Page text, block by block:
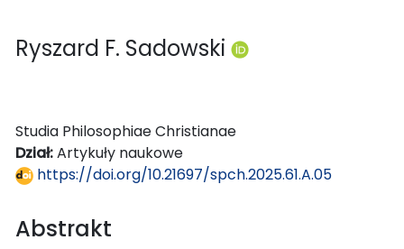
Ryszard F. Sadowski
Studia Philosophiae Christianae
Dział:Artykuły naukowe
https://doi.org/10.21697/spch.2025.61.A.05
Abstrakt